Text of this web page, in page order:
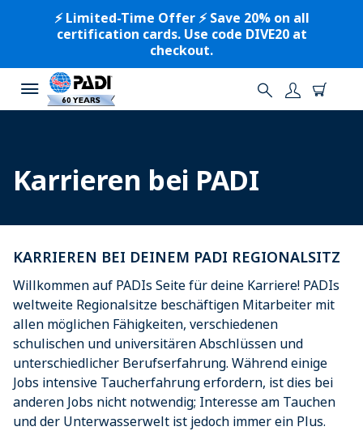
⚡️ Limited-Time Offer ⚡️ Save 20% on all
certification cards. Use code DIVE20 at
checkout.
Karrieren bei PADI
KARRIEREN BEI DEINEM PADI REGIONALSITZ
Willkommen auf PADIs Seite für deine Karriere! PADIs
weltweite Regionalsitze beschäftigen Mitarbeiter mit
allen möglichen Fähigkeiten, verschiedenen
schulischen und universitären Abschlüssen und
unterschiedlicher Berufserfahrung. Während einige
Jobs intensive Taucherfahrung erfordern, ist dies bei
anderen Jobs nicht notwendig; Interesse am Tauchen
und der Unterwasserwelt ist jedoch immer ein Plus.